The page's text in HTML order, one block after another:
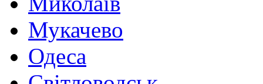
Мукачево
Одеса